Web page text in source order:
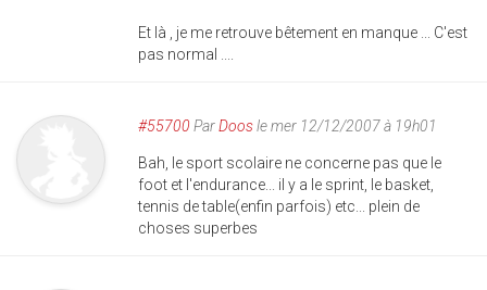
Et là , je me retrouve bêtement en manque ... C'est
pas normal ....
#55700 ParDoosle mer 12/12/2007 à 19h01
Bah, le sport scolaire ne concerne pas que le
foot et l'endurance... il y a le sprint, le basket,
tennis de table(enfin parfois) etc... plein de
choses superbes